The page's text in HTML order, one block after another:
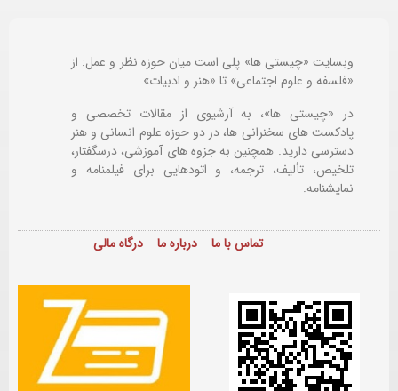
وبسایت «چیستی ها» پلی است میان حوزه نظر و عمل: از
«فلسفه و علوم اجتماعی» تا «هنر و ادبیات»
در «چیستی ها»، به آرشیوی از مقالات تخصصی و
پادکست های سخنرانی ها، در دو حوزه علوم انسانی و هنر
دسترسی دارید. همچنین به جزوه های آموزشی، درسگفتار،
تلخیص، تألیف، ترجمه، و اتودهایی برایفیلمنامه و
نمایشنامه.
تماس با ما درباره ما درگاه مالی